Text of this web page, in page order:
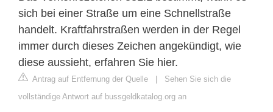
sich bei einer Straße um eine Schnellstraße
handelt. Kraftfahrstraßen werden in der Regel
immer durch dieses Zeichen angekündigt, wie
diese aussieht, erfahren Sie hier.
Antrag auf Entfernung der Quelle | Sehen Sie sich die
vollständige Antwort auf bussgeldkatalog.org an